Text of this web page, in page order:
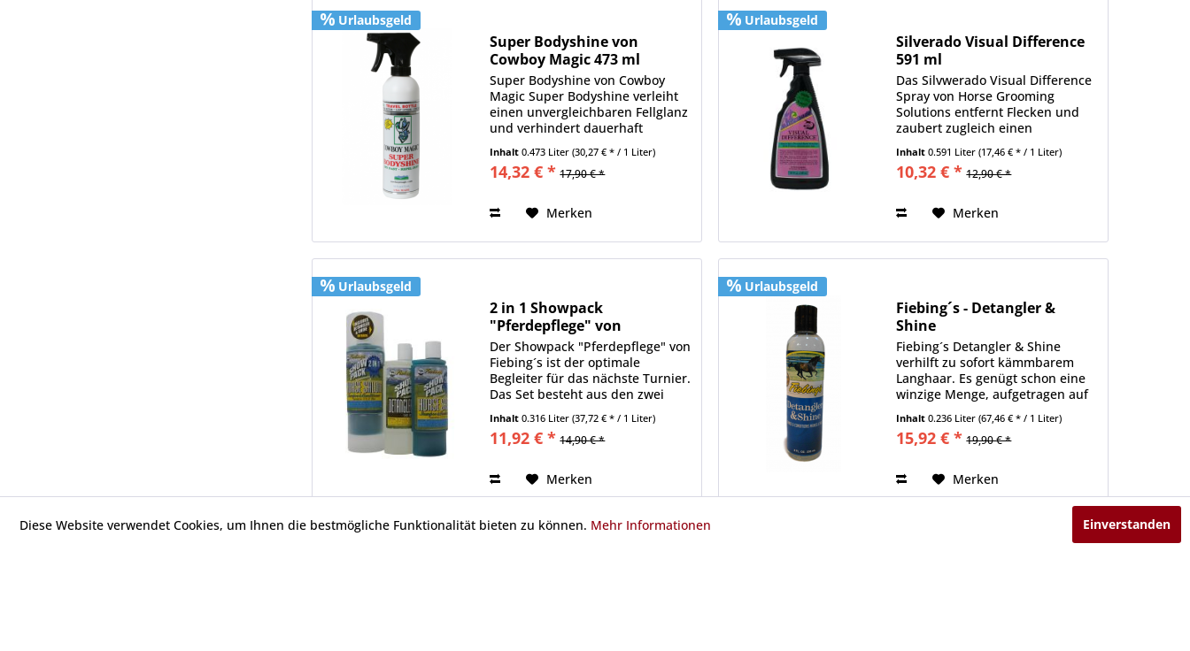
Urlaubsgeld
Super Bodyshine von
Cowboy Magic 473 ml
Super Bodyshine von Cowboy
Magic Super Bodyshine verleiht
einen unvergleichbaren Fellglanz
und verhindert dauerhaft
erneutes Anhaften von Staub im
Fell. Es enthält Aloe Vera zur
Pflege und Stärkung von Haut
Inhalt0.473 Liter(30,27 € * / 1 Liter)
14,32 € * 17,90 € *
Merken
Urlaubsgeld
Silverado Visual Difference
591 ml
Das Silvwerado Visual Difference
Spray von Horse Grooming
Solutions entfernt Flecken und
zaubert zugleich einen
natürlichen Glanz auf das Fell.
Lanolin, Aloe Vera und Proteine
pflegen das Fell und bringen die
Inhalt0.591 Liter(17,46 € * / 1 Liter)
10,32 € * 12,90 € *
Merken
Urlaubsgeld
2 in 1 Showpack
"Pferdepflege" von
Fiebing's...
Der Showpack "Pferdepflege" von
Fiebing´s ist der optimale
Begleiter für das nächste Turnier.
Das Set besteht aus den zwei
Topsellern Horse Salon Shampoo
& Conditioner und Detangle &
Shine zu je 158 ml. Mit diesen...
Inhalt0.316 Liter(37,72 € * / 1 Liter)
11,92 € * 14,90 € *
Merken
Urlaubsgeld
Fiebing´s - Detangler &
Shine
Fiebing´s Detangler & Shine
verhilft zu sofort kämmbarem
Langhaar. Es genügt schon eine
winzige Menge, aufgetragen auf
Mähne und Schweif, um dem
Haar einen unvergleichbaren
Glanz zu verleihen. Detangler &
Inhalt0.236 Liter(67,46 € * / 1 Liter)
15,92 € * 19,90 € *
Merken
Diese Website verwendet Cookies, um Ihnen die bestmögliche Funktionalität bieten zu können. Mehr Informationen Einverstanden